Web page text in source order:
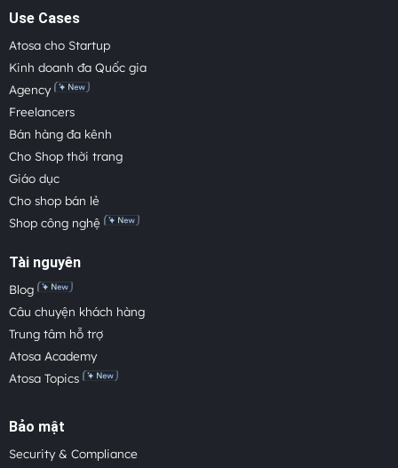
Use Cases
Atosa cho Startup
Kinh doanh đa Quốc gia
Agency
Freelancers
Bán hàng đa kênh
Cho Shop thời trang
Giáo dục
Cho shop bán lẻ
Shop công nghệ
Tài nguyên
Blog
Câu chuyện khách hàng
Trung tâm hỗ trợ
Atosa Academy
Atosa Topics
Bảo mật
Security & Compliance